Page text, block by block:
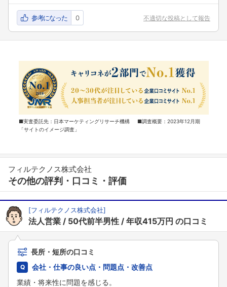
参考になった 0 不適切な投稿として報告
■実査委託先：日本マーケティングリサーチ機構 ■調査概要：2023年12月期
「サイトのイメージ調査」
フィルテクノス株式会社
その他の評判・口コミ・評価
[フィルテクノス株式会社]
法人営業 50代前半男性 年収415万円 の口コミ
長所・短所の口コミ
会社・仕事の良い点・問題点・改善点
業績・将来性に問題を感じる。